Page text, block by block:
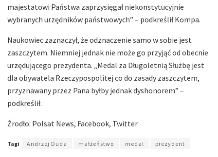
majestatowi Państwa zaprzysięgał niekonstytucyjnie
wybranych urzędników państwowych” – podkreślił Kompa.
Naukowiec zaznaczył, że odznaczenie samo w sobie jest
zaszczytem. Niemniej jednak nie może go przyjąć od obecnie
urzędującego prezydenta. „Medal za Długoletnią Służbę jest
dla obywatela Rzeczypospolitej co do zasady zaszczytem,
przyznawany przez Pana byłby jednak dyshonorem” –
podkreślił.
Źrodło: Polsat News, Facebook, Twitter
Tagi Andrzej Duda małżeństwo medal prezydent